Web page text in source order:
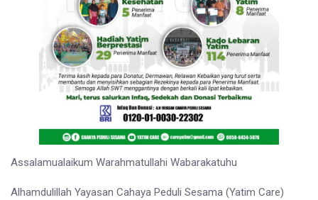
Assalamualaikum Warahmatullahi Wabarakatuhu
Alhamdulillah Yayasan Cahaya Peduli Sesama (Yatim Care)